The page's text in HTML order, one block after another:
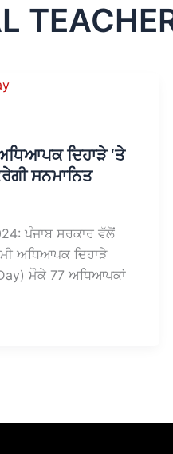
ਦਿਹਾੜੇ ‘ਤੇ
ਸਨਮਾਨਿਤ
ਪੰਜਾਬ ਸਰਕਾਰ ਵੱਲੋਂ
ਅਧਿਆਪਕ ਦਿਹਾੜੇ
ਮੌਕੇ 77 ਅਧਿਆਪਕਾਂ